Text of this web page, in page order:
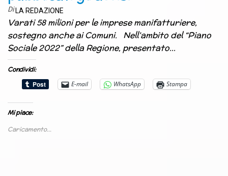
Di LA REDAZIONE
Varati 58 milioni per le imprese manifatturiere,
sostegno anche ai Comuni. Nell’ambito del “Piano
Sociale 2022” della Regione, presentato…
Condividi:
E-mail
WhatsApp Stampa
Mi piace:
Caricamento...